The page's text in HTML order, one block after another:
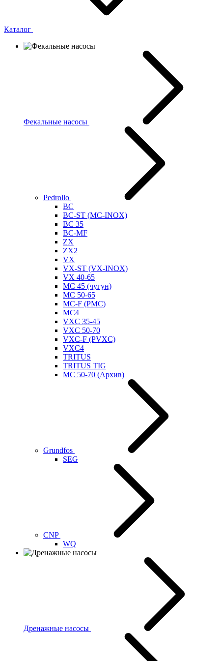
Каталог
Фекальные насосы
Pedrollo
BC
BC-ST (MC-INOX)
BC 35
BC-MF
ZX
ZX2
VX
VX-ST (VX-INOX)
VX 40-65
MC 45 (чугун)
MC 50-65
MC-F (PMC)
MC4
VXC 35-45
VXC 50-70
VXC-F (PVXC)
VXC4
TRITUS
TRITUS TIG
MC 50-70 (Архив)
Grundfos
SEG
CNP
WQ
Дренажные насосы